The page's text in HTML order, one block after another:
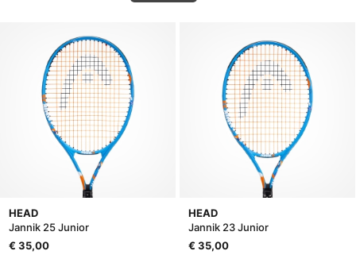
HEAD
Jannik 25 Junior
€ 35,00
HEAD
Jannik 23 Junior
€ 35,00